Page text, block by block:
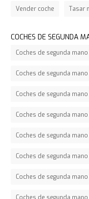
Vender coche Tasar
COCHES DE SEGUNDA
Coches de segunda
Coches de segunda
Coches de segunda
Coches de segunda
Coches de segunda
Coches de segunda
Coches de segunda